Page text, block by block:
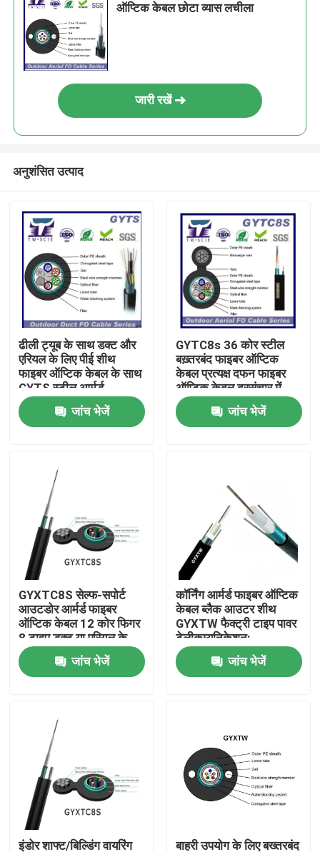
उत्पादों
हमारे बारे में
ऑप्टिक केबल छोटा व्यास लचीला
जारी रखें
अनुशंसित उत्पाद
ढीली ट्यूब के साथ डक्ट और
एरियल के लिए पीई शीथ
फाइबर ऑप्टिक केबल के साथ
GYTS स्टील आर्मर्ड
जांच भेजें
GYTC8s 36 कोर स्टील
बख़्तरबंद फाइबर ऑप्टिक
केबल प्रत्यक्ष दफन फाइबर
ऑप्टिक केबल दूरसंचार में
उपयोग किया जाता है
जांच भेजें
GYXTC8S सेल्फ-सपोर्ट
आउटडोर आर्मर्ड फाइबर
ऑप्टिक केबल 12 कोर फिगर
8 टाइप डक्ट या एरियल के
लिए
जांच भेजें
कॉर्निंग आर्मर्ड फाइबर ऑप्टिक
केबल ब्लैक आउटर शीथ
GYXTW फैक्ट्री टाइप पावर
टेलीकम्युनिकेशन:
जांच भेजें
इंडोर शाफ्ट/बिल्डिंग वायरिंग बाहरी उपयोग के लिए बख्तरबंद